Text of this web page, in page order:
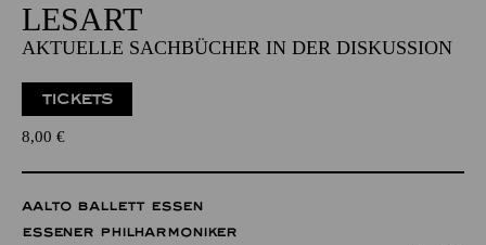
LESART
AKTUELLE SACHBÜCHER IN DER DISKUSSION
TICKETS
8,00 €
AALTO BALLETT ESSEN
ESSENER PHILHARMONIKER